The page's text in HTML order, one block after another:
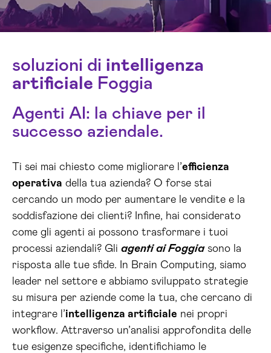
soluzioni di intelligenza
artificiale Foggia
Agenti AI: la chiave per il
successo aziendale.
Ti sei mai chiesto come migliorare l’efficienza
operativa della tua azienda? O forse stai
cercando un modo per aumentare le vendite e la
soddisfazione dei clienti? Infine, hai considerato
come gli agenti ai possono trasformare i tuoi
processi aziendali? Gli agenti ai Foggiasono la
risposta alle tue sfide. In Brain Computing, siamo
leader nel settore e abbiamo sviluppato strategie
su misura per aziende come la tua, che cercano di
integrare l’intelligenza artificiale nei propri
workflow. Attraverso un’analisi approfondita delle
tue esigenze specifiche, identifichiamo le